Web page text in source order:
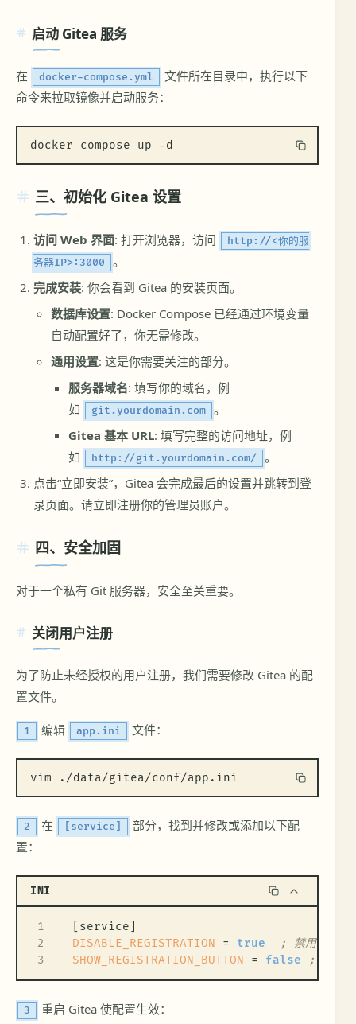
启动 Gitea 服务
在 docker-compose.yml
文件所在目录中，执行以下
命令来拉取镜像并启动服务：
docker compose up -d
三、初始化 Gitea 设置
访问 Web 界面: 打开浏览器，访问
http://<你的服
务器IP>:3000
。
完成安装: 你会看到 Gitea 的安装页面。
数据库设置: Docker Compose 已经通过环境变量
自动配置好了，你无需修改。
通用设置: 这是你需要关注的部分。
服务器域名: 填写你的域名，例
如
git.yourdomain.com
。
Gitea 基本 URL: 填写完整的访问地址，例
如
http://git.yourdomain.com/
。
点击“立即安装”，Gitea 会完成最后的设置并跳转到登
录页面。请立即注册你的管理员账户。
四、安全加固
对于一个私有 Git 服务器，安全至关重要。
关闭用户注册
为了防止未经授权的用户注册，我们需要修改 Gitea 的配
置文件。
1 编辑 app.ini 文件：
vim ./data/gitea/conf/app.ini
2 在 [service]
部分，找到并修改或添加以下配
置：
1
2
3
[service]
DISABLE_REGISTRATION = true
; 禁用注册功
SHOW_REGISTRATION_BUTTON = false ; 从主页
INI
3 重启 Gitea 使配置生效：